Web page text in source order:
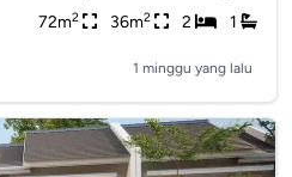
72m2 36m2 2 1
1 minggu yang lalu